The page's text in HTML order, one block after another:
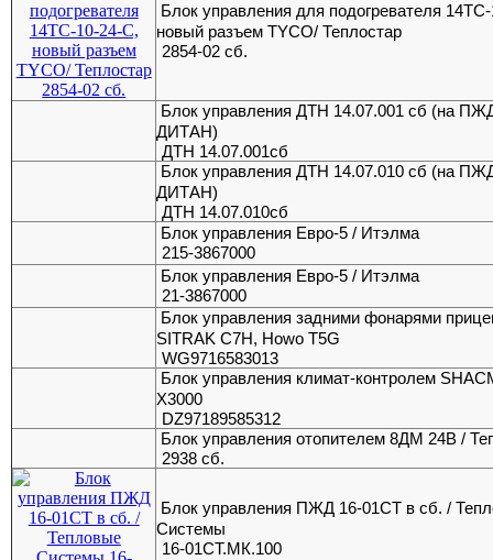
Блок управления для подогревателя
новый разъем TYCO/ Теплостар
2854-02 сб.
Блок управления ДТН 14.07.001 сб (на
ДИТАН)
ДТН 14.07.001сб
Блок управления ДТН 14.07.010 сб (на
ДИТАН)
ДТН 14.07.010сб
Блок управления Евро-5 / Итэлма
215-3867000
Блок управления Евро-5 / Итэлма
21-3867000
Блок управления задними фонарями
SITRAK C7H, Howo T5G
WG9716583013
Блок управления климат-контролем
X3000
DZ97189585312
Блок управления отопителем 8ДМ 24В /
2938 сб.
Блок управления ПЖД 16-01СТ в сб. /
Системы
16-01СТ.МК.100